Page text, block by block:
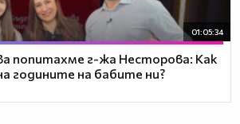
01:05:34
попитахме г-жа Несторова: Как
годините на бабите ни?